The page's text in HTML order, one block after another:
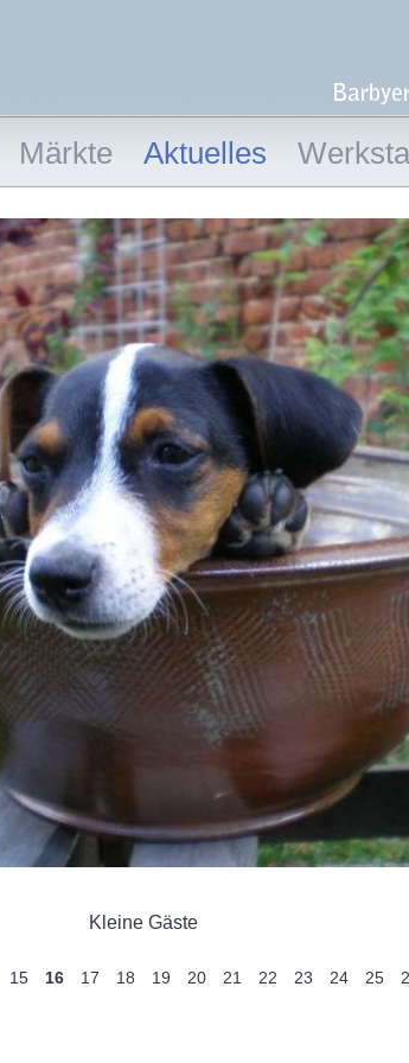
Märkte Aktuelles
Kleine Gäste
15 16 17 18 19 20 21 22 23 24 25